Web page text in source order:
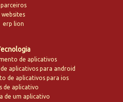
parceiros
websites
erp lion
de aplicativos
aplicativos para android
de aplicativos para ios
de aplicativo
de um aplicativo